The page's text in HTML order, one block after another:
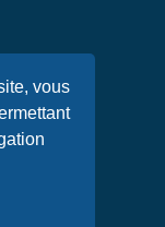
vous